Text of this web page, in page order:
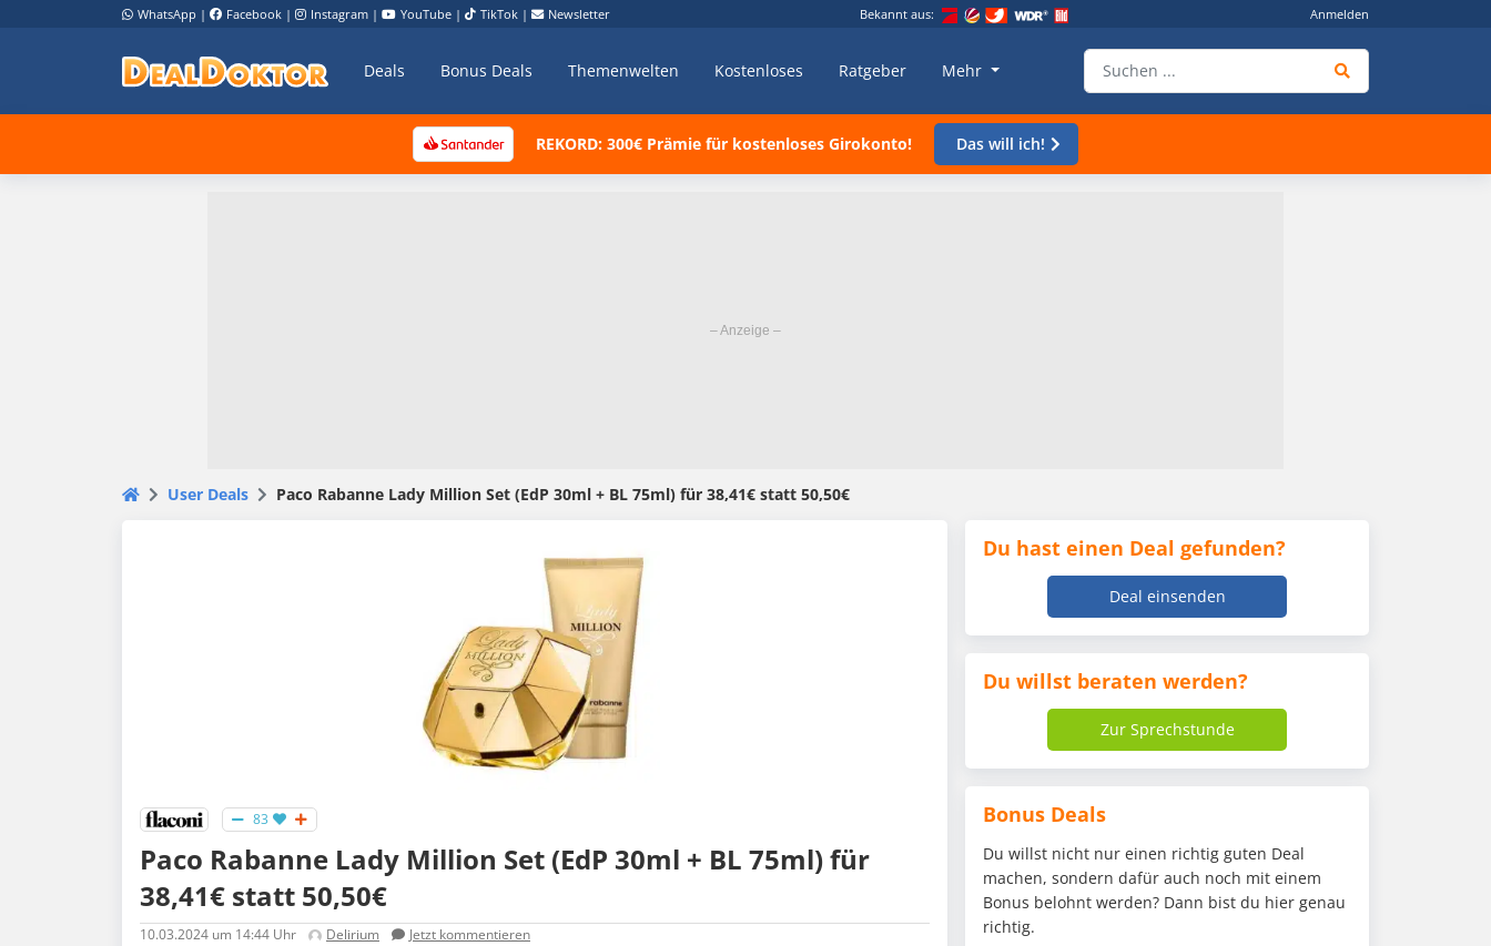
WhatsApp | Facebook | Instagram | YouTube | TikTok | Newsletter Bekannt aus: Anmelden
Deals Bonus Deals Themenwelten Kostenloses Ratgeber Mehr
REKORD: 300€ Prämie für kostenloses Girokonto! Das will ich!
User Deals Paco Rabanne Lady Million Set (EdP 30ml + BL 75ml) für 38,41€ statt 50,50€
83
Paco Rabanne Lady Million Set (EdP 30ml + BL 75ml) für
38,41€ statt 50,50€
10.03.2024 um 14:44 Uhr Delirium Jetzt kommentieren
Du hast einen Deal gefunden?
Deal einsenden
Du willst beraten werden?
Zur Sprechstunde
Bonus Deals
Du willst nicht nur einen richtig guten Deal
machen, sondern dafür auch noch mit einem
Bonus belohnt werden? Dann bist du hier genau
richtig.